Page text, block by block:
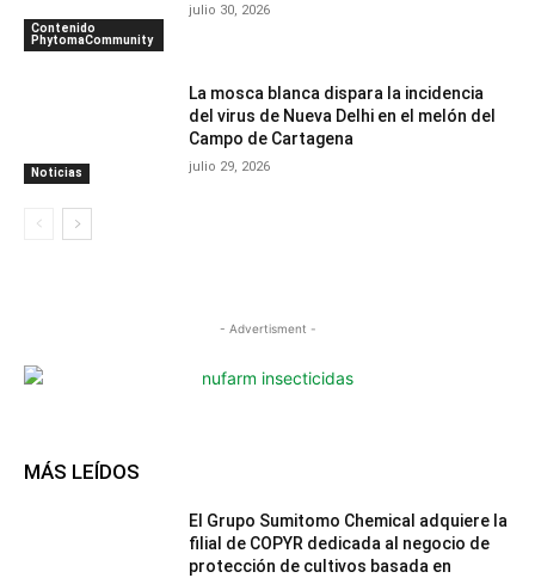
Contenido
PhytomaCommunity
julio 30, 2026
Noticias
La mosca blanca dispara la incidencia
del virus de Nueva Delhi en el melón del
Campo de Cartagena
julio 29, 2026
- Advertisment -
MÁS LEÍDOS
El Grupo Sumitomo Chemical adquiere la
filial de COPYR dedicada al negocio de
protección de cultivos basada en